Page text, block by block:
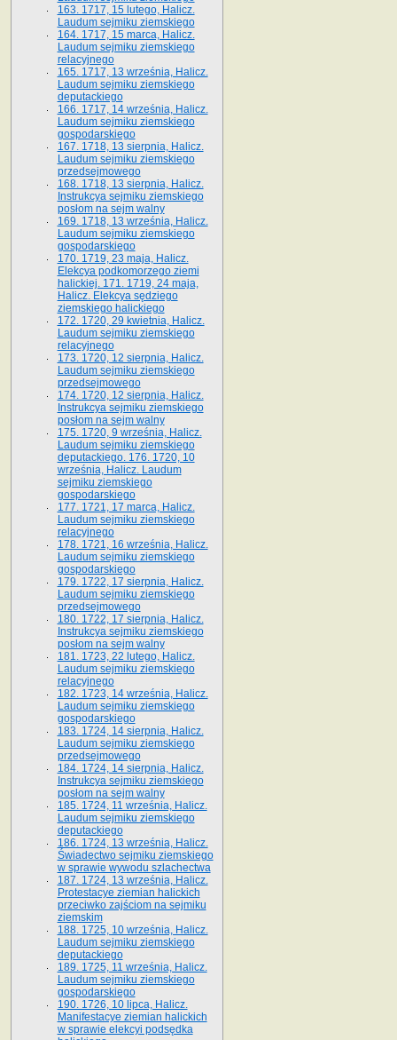
163. 1717, 15 lutego, Halicz.
Laudum sejmiku ziemskiego
164. 1717, 15 marca, Halicz.
Laudum sejmiku ziemskiego
relacyjnego
165. 1717, 13 września, Halicz.
Laudum sejmiku ziemskiego
deputackiego
166. 1717, 14 września, Halicz.
Laudum sejmiku ziemskiego
gospodarskiego
167. 1718, 13 sierpnia, Halicz.
Laudum sejmiku ziemskiego
przedsejmowego
168. 1718, 13 sierpnia, Halicz.
Instrukcya sejmiku ziemskiego
posłom na sejm walny
169. 1718, 13 września, Halicz.
Laudum sejmiku ziemskiego
gospodarskiego
170. 1719, 23 maja, Halicz.
Elekcya podkomorzego ziemi
halickiej. 171. 1719, 24 maja,
Halicz. Elekcya sędziego
ziemskiego halickiego
172. 1720, 29 kwietnia, Halicz.
Laudum sejmiku ziemskiego
relacyjnego
173. 1720, 12 sierpnia, Halicz.
Laudum sejmiku ziemskiego
przedsejmowego
174. 1720, 12 sierpnia, Halicz.
Instrukcya sejmiku ziemskiego
posłom na sejm walny
175. 1720, 9 września, Halicz.
Laudum sejmiku ziemskiego
deputackiego. 176. 1720, 10
września, Halicz. Laudum
sejmiku ziemskiego
gospodarskiego
177. 1721, 17 marca, Halicz.
Laudum sejmiku ziemskiego
relacyjnego
178. 1721, 16 września, Halicz.
Laudum sejmiku ziemskiego
gospodarskiego
179. 1722, 17 sierpnia, Halicz.
Laudum sejmiku ziemskiego
przedsejmowego
180. 1722, 17 sierpnia, Halicz.
Instrukcya sejmiku ziemskiego
posłom na sejm walny
181. 1723, 22 lutego, Halicz.
Laudum sejmiku ziemskiego
relacyjnego
182. 1723, 14 września, Halicz.
Laudum sejmiku ziemskiego
gospodarskiego
183. 1724, 14 sierpnia, Halicz.
Laudum sejmiku ziemskiego
przedsejmowego
184. 1724, 14 sierpnia, Halicz.
Instrukcya sejmiku ziemskiego
posłom na sejm walny
185. 1724, 11 września, Halicz.
Laudum sejmiku ziemskiego
deputackiego
186. 1724, 13 września, Halicz.
Świadectwo sejmiku ziemskiego
w sprawie wywodu szlachectwa
187. 1724, 13 września, Halicz.
Protestacye ziemian halickich
przeciwko zajściom na sejmiku
ziemskim
188. 1725, 10 września, Halicz.
Laudum sejmiku ziemskiego
deputackiego
189. 1725, 11 września, Halicz.
Laudum sejmiku ziemskiego
gospodarskiego
190. 1726, 10 lipca, Halicz.
Manifestacye ziemian halickich
w sprawie elekcyi podsędka